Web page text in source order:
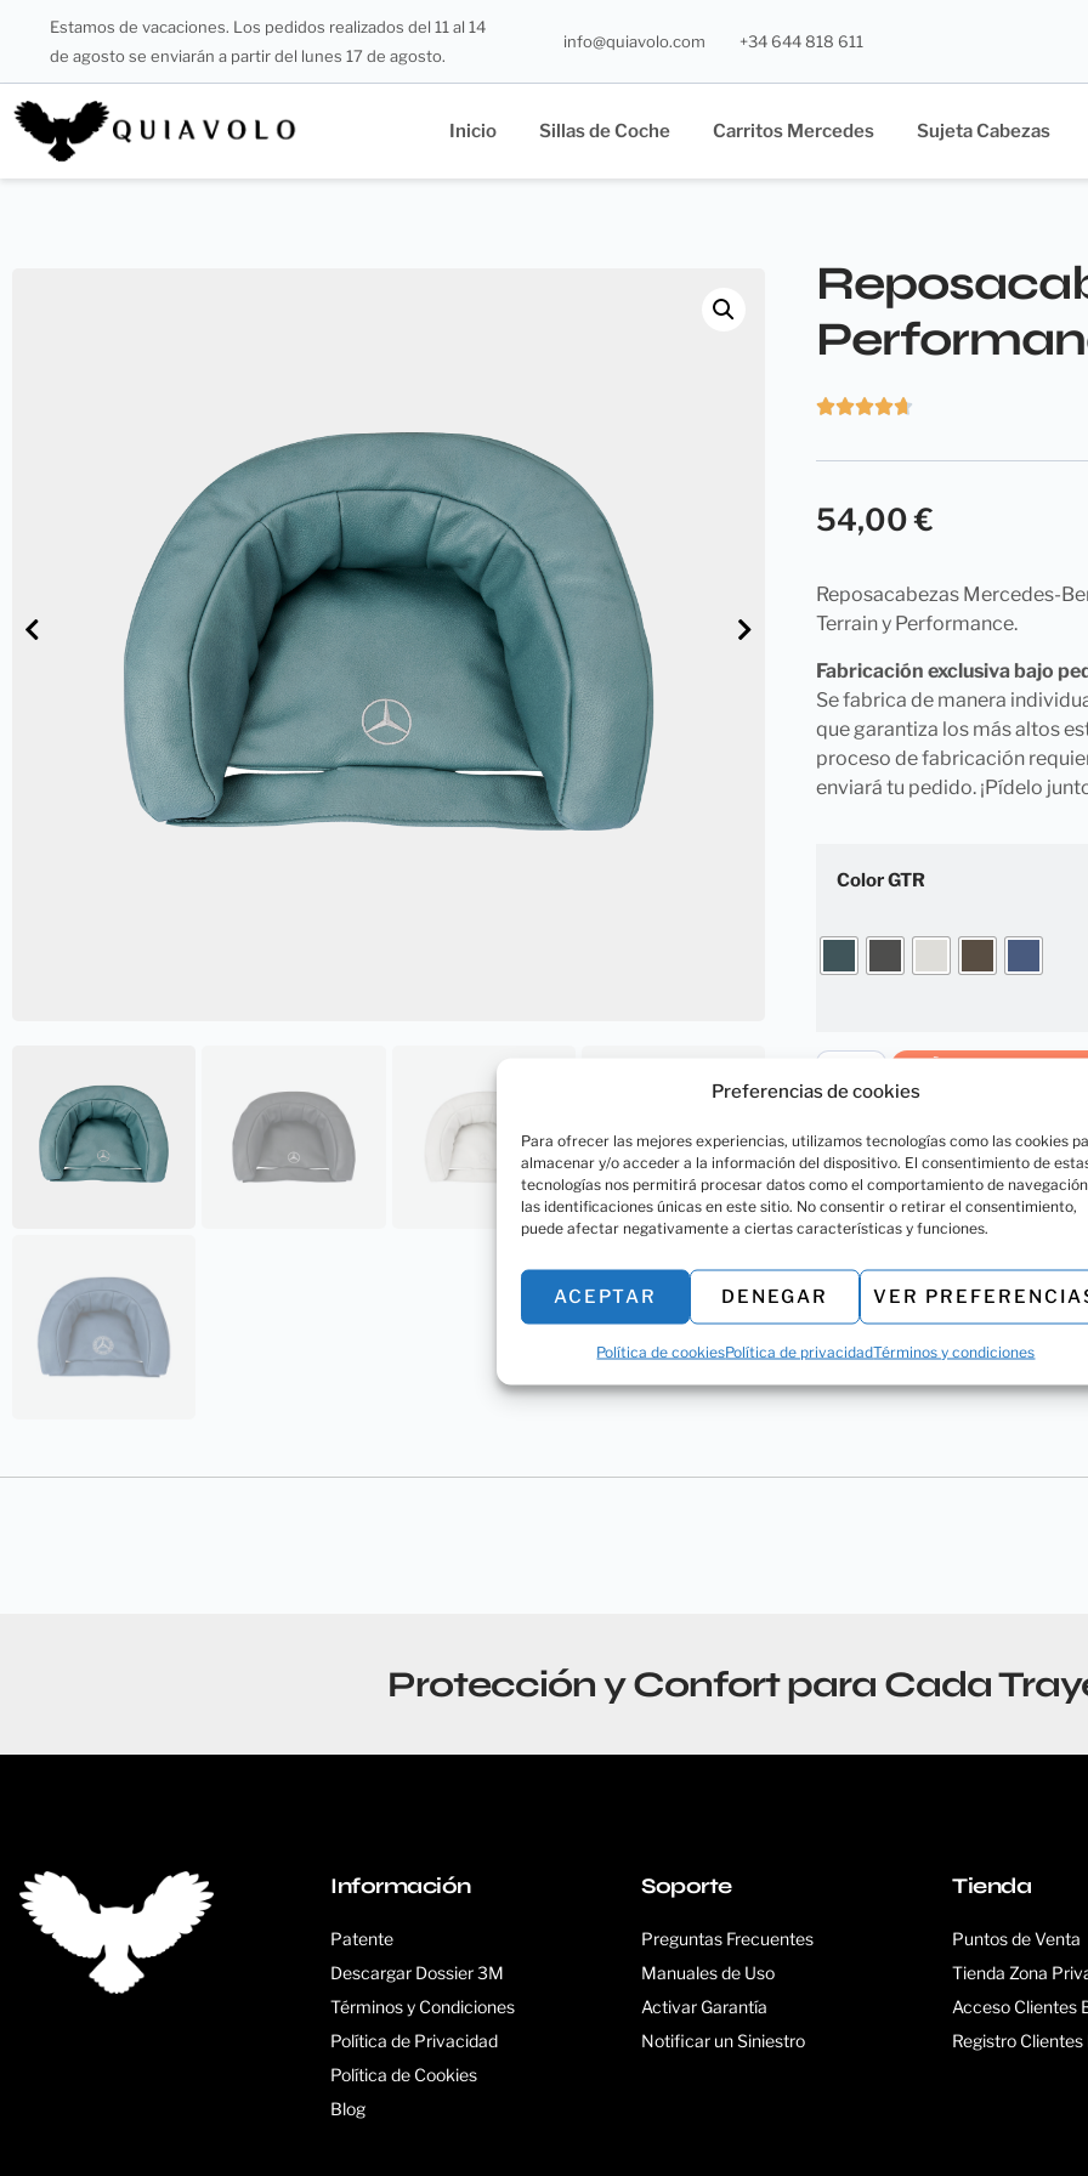
Preferencias de cookies
Para ofrecer las mejores experiencias, utilizamos tecnologías como las cookies
almacenar y/o acceder a la información del dispositivo. El consentimiento de
tecnologías nos permitirá procesar datos como el comportamiento de
las identificaciones únicas en este sitio. No consentir o retirar el consentimiento,
puede afectar negativamente a ciertas características y funciones.
ACEPTAR DENEGAR VER
Política de cookiesPolítica de privacidadTérminos y condiciones
Estamos de vacaciones. Los pedidos realizados del 11 al 14
de agosto se enviarán a partir del lunes 17 de agosto.
info@quiavolo.com +34 644 818 611
Inicio Sillas de Coche Carritos Mercedes Sujeta Cabezas
54,00€
Reposacabezas Mercedes-
Terrain y Performance.
Fabricación exclusiva bajo
Se fabrica de manera
que garantiza los más altos
proceso de fabricación
enviará tu pedido. ¡Pídelo
Color GTR
AÑADIR AL
SKU: 5805-00
Compartir:
Protección y Confort para Cada
Información
Patente
Descargar Dossier 3M
Términos y Condiciones
Política de Privacidad
Política de Cookies
Blog
Soporte
Preguntas Frecuentes
Manuales de Uso
Activar Garantía
Notificar un Siniestro
Tienda
Puntos de Venta
Tienda Zona
Acceso Clientes
Registro Clientes